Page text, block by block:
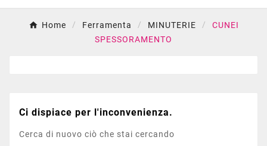
Home Ferramenta MINUTERIE
CUNEI
SPESSORAMENTO
Ci dispiace per l'inconvenienza.
Cerca di nuovo ciò che stai cercando